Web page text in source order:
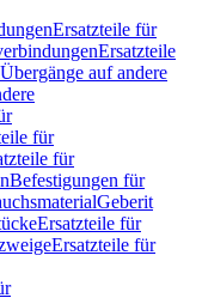
Ersatzteile für
Ersatzteile
Übergänge auf andere
für
für
Befestigungen für
Geberit
Ersatzteile für
Ersatzteile für